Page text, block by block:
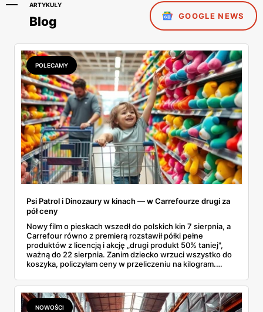
ARTYKUŁY
Blog GOOGLE NEWS
POLECAMY
Psi Patrol i Dinozaury w kinach — w Carrefourze drugi za
pół ceny
Nowy film o pieskach wszedł do polskich kin 7 sierpnia, a
Carrefour równo z premierą rozstawił półki pełne
produktów z licencją i akcję „drugi produkt 50% taniej",
ważną do 22 sierpnia. Zanim dziecko wrzuci wszystko do
koszyka, policzyłam ceny w przeliczeniu na kilogram.
prawie 140 zł za kilogram, ale lody do mrożenia i rurki
waflowe bronią się nawet bez rabatu.
NOWOŚCI